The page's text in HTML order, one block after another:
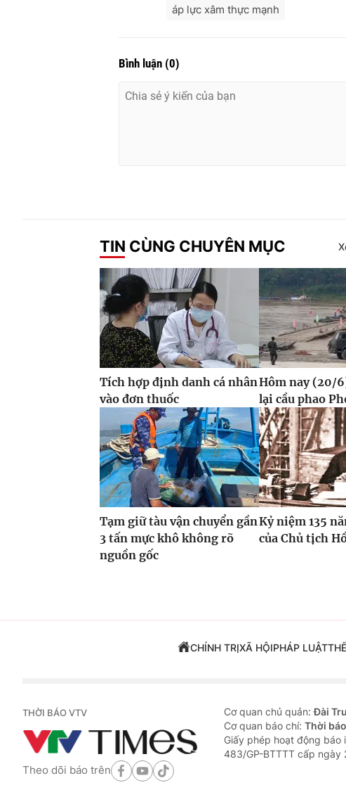
áp lực xâm thực mạnh
Bình luận (0)
TIN CÙNG CHUYÊN MỤC
Tích hợp định danh cá nhân
vào đơn thuốc
Hôm nay (20/
lại cầu phao
Tạm giữ tàu vận chuyển gần
3 tấn mực khô không rõ
nguồn gốc
Kỷ niệm 135
của Chủ tịch
CHÍNH TRỊXÃ HỘIPHÁP LUẬT
THỜI BÁO VTV
Theo dõi báo trên
Cơ quan chủ quản:Đài
Cơ quan báo chí: Thời
Giấy phép hoạt động báo
483/GP-BTTTT cấp ngày